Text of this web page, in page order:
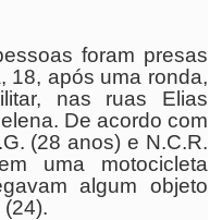
foram presas
18, após uma ronda,
nas ruas Elias
De acordo com
(28 anos) e N.C.R.
uma motocicleta
algum objeto
(24).